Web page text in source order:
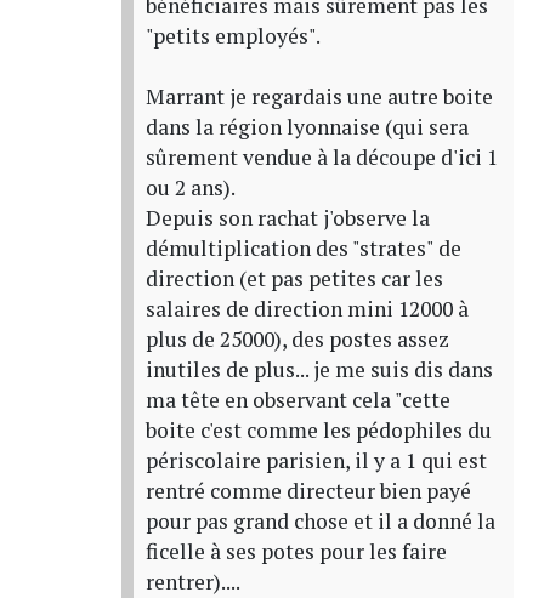
bénéficiaires mais sûrement pas les
"petits employés".
Marrant je regardais une autre boite
dans la région lyonnaise (qui sera
sûrement vendue à la découpe d'ici 1
ou 2 ans).
Depuis son rachat j'observe la
démultiplication des "strates" de
direction (et pas petites car les
salaires de direction mini 12000 à
plus de 25000), des postes assez
inutiles de plus... je me suis dis dans
ma tête en observant cela "cette
boite c'est comme les pédophiles du
périscolaire parisien, il y a 1 qui est
rentré comme directeur bien payé
pour pas grand chose et il a donné la
ficelle à ses potes pour les faire
rentrer)....